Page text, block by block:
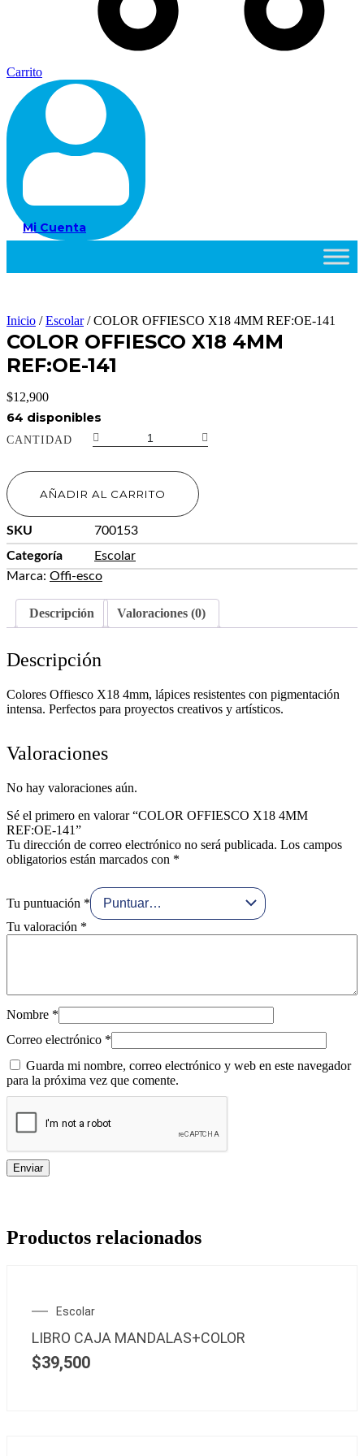
Carrito
Mi Cuenta
Inicio /Escolar/ COLOR OFFIESCO X18 4MM REF:OE-141
COLOR OFFIESCO X18 4MM
REF:OE-141
$12,900
64 disponibles
CANTIDAD
COLOR
OFFIESCO
REF:OE-
cantidad
AÑADIR AL CARRITO
SKU
700153
Categoría
Escolar
Marca: Offi-esco
Descripción Valoraciones (0)
Descripción
Colores Offiesco X18 4mm, lápices resistentes con pigmentación
intensa. Perfectos para proyectos creativos y artísticos.
Valoraciones
No hay valoraciones aún.
Sé el primero en valorar “COLOR OFFIESCO X18 4MM
REF:OE-141”
Tu dirección de correo electrónico no será publicada. Los campos
obligatorios están marcados con *
Tu puntuación *
Tu valoración *
Nombre *
Correo electrónico *
Guarda mi nombre, correo electrónico y web en este navegador
para la próxima vez que comente.
Productos relacionados
Escolar
LIBRO CAJA MANDALAS+COLOR
$39,500